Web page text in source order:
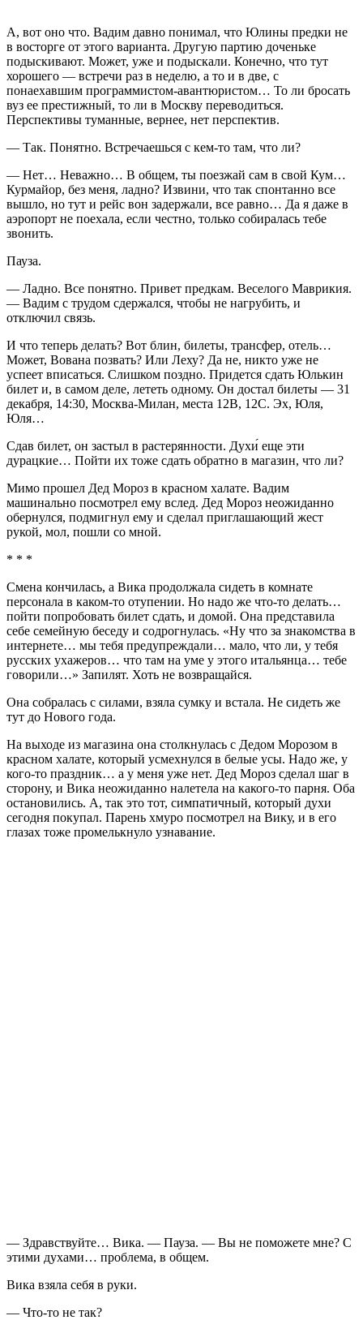
А, вот оно что. Вадим давно понимал, что Юлины предки не
в восторге от этого варианта. Другую партию доченьке
подыскивают. Может, уже и подыскали. Конечно, что тут
хорошего — встречи раз в неделю, а то и в две, с
понаехавшим программистом-авантюристом… То ли бросать
вуз ее престижный, то ли в Москву переводиться.
Перспективы туманные, вернее, нет перспектив.
— Так. Понятно. Встречаешься с кем-то там, что ли?
— Нет… Неважно… В общем, ты поезжай сам в свой Кум…
Курмайор, без меня, ладно? Извини, что так спонтанно все
вышло, но тут и рейс вон задержали, все равно… Да я даже в
аэропорт не поехала, если честно, только собиралась тебе
звонить.
Пауза.
— Ладно. Все понятно. Привет предкам. Веселого Маврикия.
— Вадим с трудом сдержался, чтобы не нагрубить, и
отключил связь.
И что теперь делать? Вот блин, билеты, трансфер, отель…
Может, Вована позвать? Или Леху? Да не, никто уже не
успеет вписаться. Слишком поздно. Придется сдать Юлькин
билет и, в самом деле, лететь одному. Он достал билеты — 31
декабря, 14:30, Москва-Милан, места 12В, 12С. Эх, Юля,
Юля…
Сдав билет, он застыл в растерянности. Духи́ еще эти
дурацкие… Пойти их тоже сдать обратно в магазин, что ли?
Мимо прошел Дед Мороз в красном халате. Вадим
машинально посмотрел ему вслед. Дед Мороз неожиданно
обернулся, подмигнул ему и сделал приглашающий жест
рукой, мол, пошли со мной.
* * *
Смена кончилась, а Вика продолжала сидеть в комнате
персонала в каком-то отупении. Но надо же что-то делать…
пойти попробовать билет сдать, и домой. Она представила
себе семейную беседу и содрогнулась. «Ну что за знакомства в
интернете… мы тебя предупреждали… мало, что ли, у тебя
русских ухажеров… что там на уме у этого итальянца… тебе
говорили…» Запилят. Хоть не возвращайся.
Она собралась с силами, взяла сумку и встала. Не сидеть же
тут до Нового года.
На выходе из магазина она столкнулась с Дедом Морозом в
красном халате, который усмехнулся в белые усы. Надо же, у
кого-то праздник… а у меня уже нет. Дед Мороз сделал шаг в
сторону, и Вика неожиданно налетела на какого-то парня. Оба
остановились. А, так это тот, симпатичный, который духи
сегодня покупал. Парень хмуро посмотрел на Вику, и в его
глазах тоже промелькнуло узнавание.
— Здравствуйте… Вика. — Пауза. — Вы не поможете мне? С
этими духами… проблема, в общем.
Вика взяла себя в руки.
— Что-то не так?